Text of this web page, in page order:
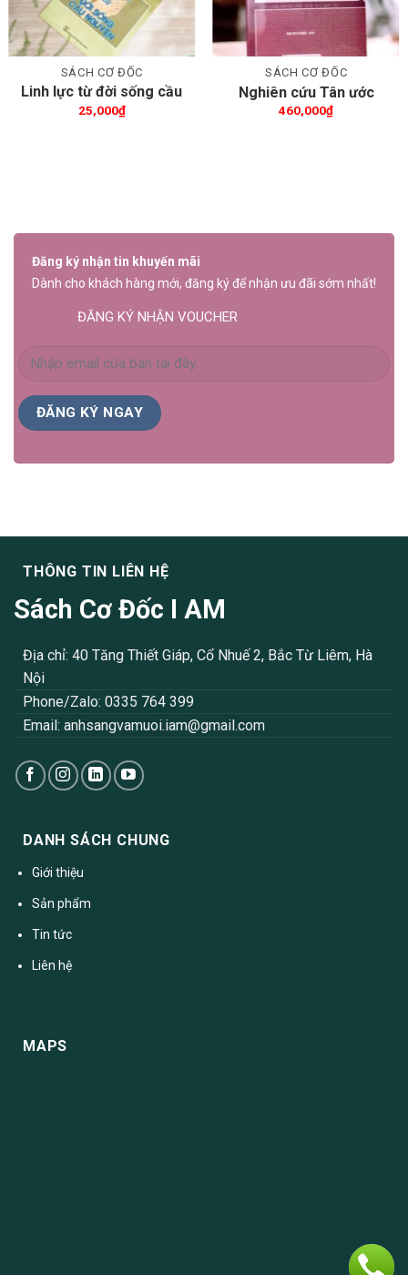
SÁCH CƠ ĐỐC
Linh lực từ đời sống cầu
nguyện
25,000₫
SÁCH CƠ ĐỐC
Nghiên cứu Tân ước
460,000₫
Đăng ký nhận tin khuyến mãi
Dành cho khách hàng mới, đăng ký để nhận ưu đãi sớm nhất!
ĐĂNG KÝ NHẬN VOUCHER
THÔNG TIN LIÊN HỆ
Sách Cơ Đốc I AM
Địa chỉ: 40 Tăng Thiết Giáp, Cổ Nhuế 2, Bắc Từ Liêm, Hà
Nội
Phone/Zalo: 0335 764 399
Email: anhsangvamuoi.iam@gmail.com
DANH SÁCH CHUNG
Giới thiệu
Sản phẩm
Tin tức
Liên hệ
MAPS